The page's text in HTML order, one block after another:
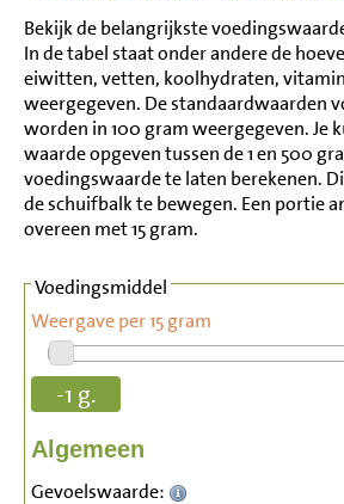
Bekijk de belangrijkste
In de tabel staat onder andere de
eiwitten, vetten, koolhydraten,
weergegeven. De standaardwaarden
worden in 100 gram weergegeven. Je
waarde opgeven tussen de 1 en 500
voedingswaarde te laten berekenen.
de schuifbalk te bewegen. Een portie
overeen met 15 gram.
Voedingsmiddel
Weergave per 15 gram
-1 g.
Algemeen
Gevoelswaarde: